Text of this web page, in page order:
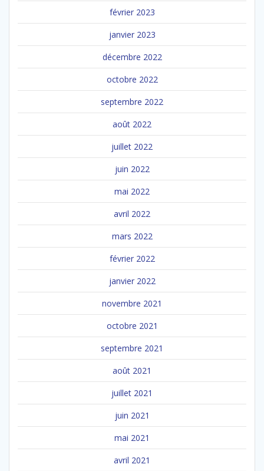
février 2023
janvier 2023
décembre 2022
octobre 2022
septembre 2022
août 2022
juillet 2022
juin 2022
mai 2022
avril 2022
mars 2022
février 2022
janvier 2022
novembre 2021
octobre 2021
septembre 2021
août 2021
juillet 2021
juin 2021
mai 2021
avril 2021